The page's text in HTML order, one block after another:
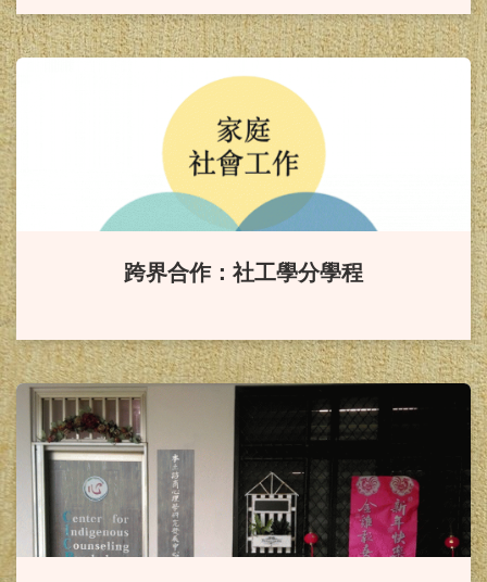
賀！本系研究所畢業生114年
諮商心理師高考通過，成績優
本系114年社會工作師高
考通過，成績優異！！
賀！本系應屆畢業生參加114
過。
賀！本系同學榮獲114年度
「國科會補助大專學生研究計
畫」。
恭賀！本系葉怡伶老師升等副
跨界合作：社工學分學程